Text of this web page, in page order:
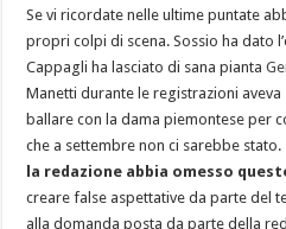
Se vi ricordate nelle ultime puntate
propri colpi di scena. Sossio ha dato
Cappagli ha lasciato di sana pianta
Manetti durante le registrazioni
ballare con la dama piemontese per
che a settembre non ci sarebbe stato.
la redazione abbia omesso
creare false aspettative da parte del
alla domanda posta da parte della